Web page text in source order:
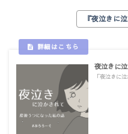
『夜泣きに
夜泣きに
「夜泣きに